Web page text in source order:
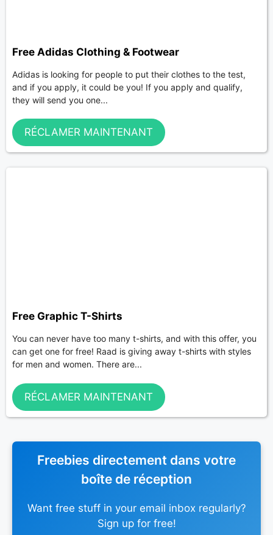
Free Adidas Clothing & Footwear
Adidas is looking for people to put their clothes to the test,
and if you apply, it could be you! If you apply and qualify,
they will send you one...
RÉCLAMER MAINTENANT
Free Graphic T-Shirts
You can never have too many t-shirts, and with this offer, you
can get one for free! Raad is giving away t-shirts with styles
for men and women. There are...
RÉCLAMER MAINTENANT
Freebies directement dans votre
boîte de réception
Want free stuff in your email inbox regularly?
Sign up for free!